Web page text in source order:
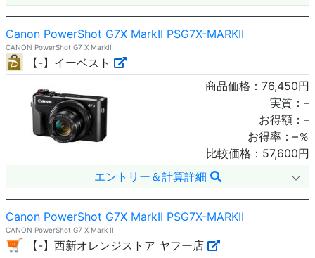
Canon PowerShot G7X MarkII PSG7X-MARKII
CANON PowerShot G7 X MarkII
【-】イーベスト
商品価格： 76,450円
実質： –
お得額： –
お得率： –％
比較価格： 57,600円
エントリー＆計算詳細
Canon PowerShot G7X MarkII PSG7X-MARKII
CANON PowerShot G7 X Mark II
【-】西新オレンジストア ヤフー店